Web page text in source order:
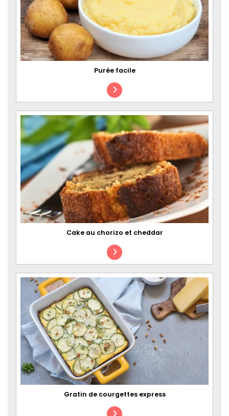
Purée facile
Cake au chorizo et cheddar
Gratin de courgettes express